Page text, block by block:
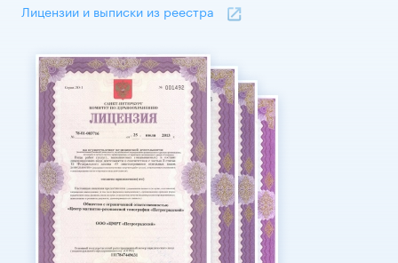
Лицензии и выписки из реестра